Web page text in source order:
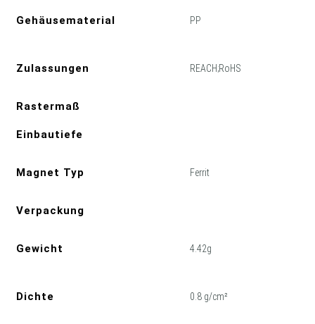
Gehäusematerial PP
Zulassungen REACH;RoHS
Rastermaß
Einbautiefe
Magnet Typ Ferrit
Verpackung
Gewicht 4.42g
Dichte 0.8 g/cm²